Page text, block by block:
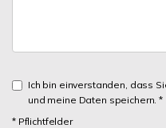
Ich bin einverstanden, dass
und meine Daten speichern. *
* Pflichtfelder